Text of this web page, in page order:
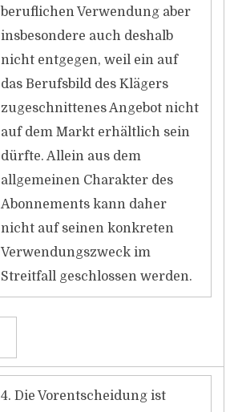
beruflichen Verwendung aber
insbesondere auch deshalb
nicht entgegen, weil ein auf
das Berufsbild des Klägers
zugeschnittenes Angebot nicht
auf dem Markt erhältlich sein
dürfte. Allein aus dem
allgemeinen Charakter des
Abonnements kann daher
nicht auf seinen konkreten
Verwendungszweck im
Streitfall geschlossen werden.
4. Die Vorentscheidung ist